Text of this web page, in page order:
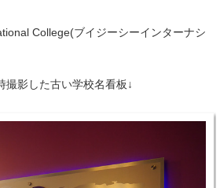
College(ブイジーシーインターナシ
撮影した古い学校名看板↓